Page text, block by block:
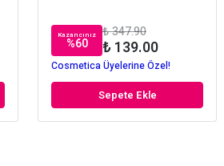
Kazancınız
%60
₺ 347.90
₺ 139.00
Cosmetica Üyelerine Özel!
Sepete Ekle